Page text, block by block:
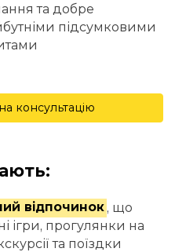
та добре
підсумковими
консультацію
відпочинок , що
ігри, прогулянки на
та поїздки